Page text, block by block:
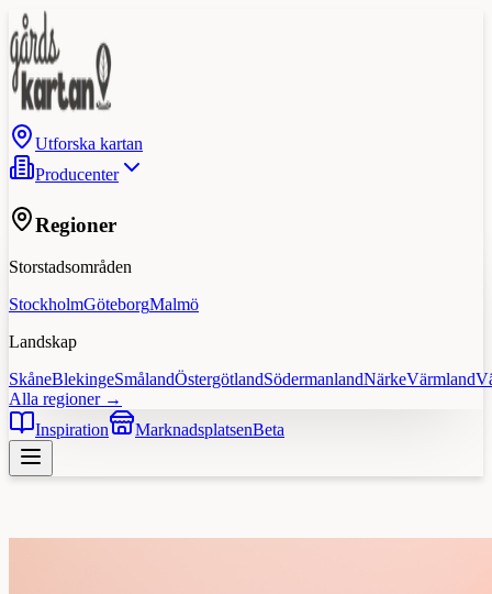
Utforska kartan
Producenter
Regioner
Storstadsområden
StockholmGöteborgMalmö
Landskap
SkåneBlekingeSmålandÖstergötlandSödermanlandNärkeVärmland
Alla regioner →
Inspiration
MarknadsplatsenBeta